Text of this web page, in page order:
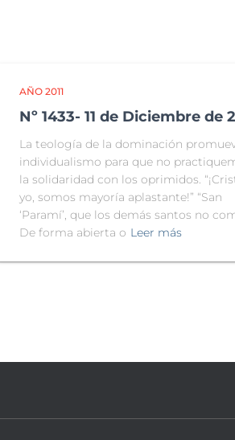
AÑO 2011
Nº 1433- 11 de Diciembre de
La teología de la dominación
individualismo para que no
la solidaridad con los oprimidos.
yo, somos mayoría aplastante!” “San
‘Paramí’, que los demás santos no
De forma abierta o Leer más